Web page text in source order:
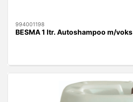
994001198
BESMA 1 ltr. Autoshampoo m/voks